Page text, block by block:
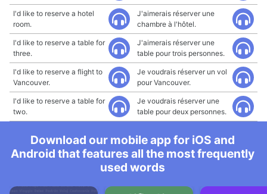
I'd like to reserve a hotel
room.
J'aimerais réserver une
chambre à l'hôtel.
I'd like to reserve a table for
three.
J'aimerais réserver une
table pour trois personnes.
I'd like to reserve a flight to
Vancouver.
Je voudrais réserver un vol
pour Vancouver.
I'd like to reserve a table for
two.
Je voudrais réserver une
table pour deux personnes.
Download our mobile app for iOS and
Android that features all the most frequently
used words